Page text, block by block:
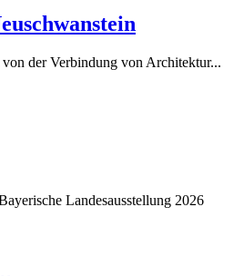
der Verbindung von Architektur...
Landesausstellung 2026